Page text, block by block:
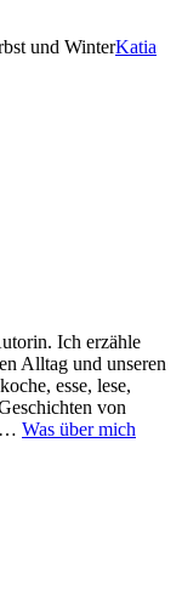
und WinterKatia
Ich erzähle
Alltag und unseren
esse, lese,
von
Was über mich